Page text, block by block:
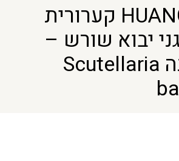
HUANG QIN HS קערורית
יבוא שורש –
תוסף תזונה Scutellaria